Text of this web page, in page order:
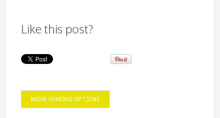
Like this post?
MORE SHARING OPTIONS